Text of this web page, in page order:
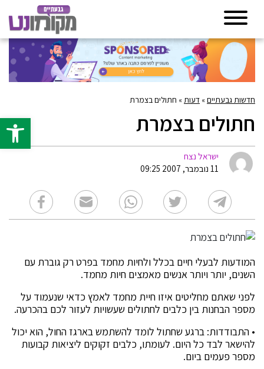
פתח
חדשות גבעתיים» דעות » חתולים בצמרת
חתולים בצמרת
ישראל נצח
11 נובמבר, 2007 09:25
המודעות לבעלי חיים בכלל ולחיות מחמד בפרט רק גוברת עם
השנים, יותר ויותר אנשים מאמצים חיות מחמד.
לפני שאתם מחליטים איזו חיית מחמד לאמץ כדאי שנעמוד על
מספר הבחנות בין כלבים לחתולים שעשויות לעזור לכם בהכרעה.
• התבודדות: ברגע שחתול לומד להשתמש בארגז החול, הוא יכול
להישאר לבד כל היום. לעומתו, כלבים זקוקים ליציאות קבועות
מספר פעמים ביום.